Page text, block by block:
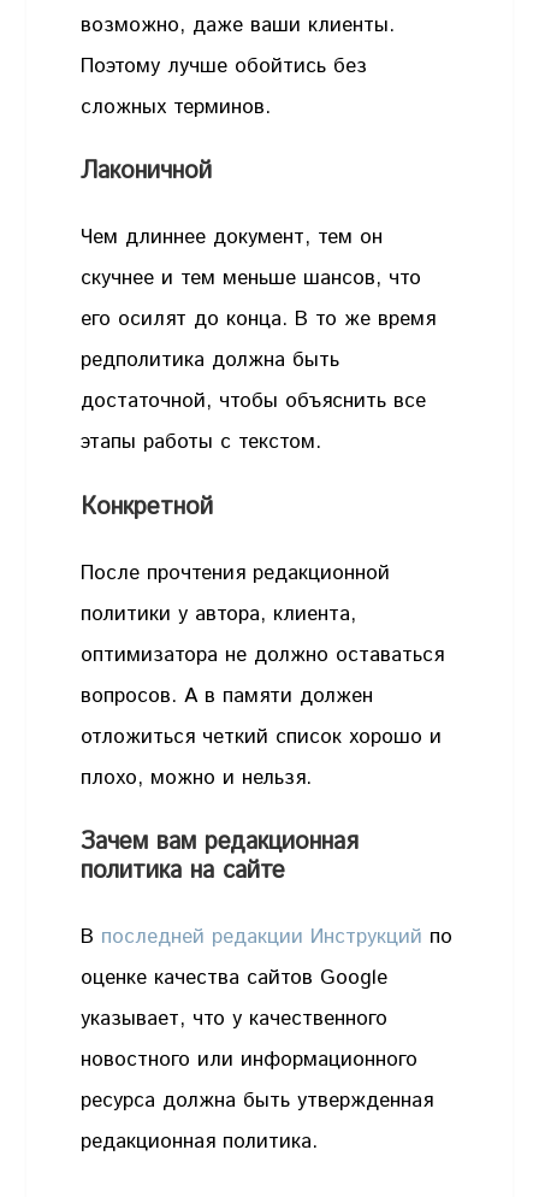
возможно, даже ваши клиенты.
Поэтому лучше обойтись без
сложных терминов.
Лаконичной
Чем длиннее документ, тем он
скучнее и тем меньше шансов, что
его осилят до конца. В то же время
редполитика должна быть
достаточной, чтобы объяснить все
этапы работы с текстом.
Конкретной
После прочтения редакционной
политики у автора, клиента,
оптимизатора не должно оставаться
вопросов. А в памяти должен
отложиться четкий список хорошо и
плохо, можно и нельзя.
Зачем вам редакционная
политика на сайте
В последней редакции Инструкций по
оценке качества сайтов Google
указывает, что у качественного
новостного или информационного
ресурса должна быть утвержденная
редакционная политика.